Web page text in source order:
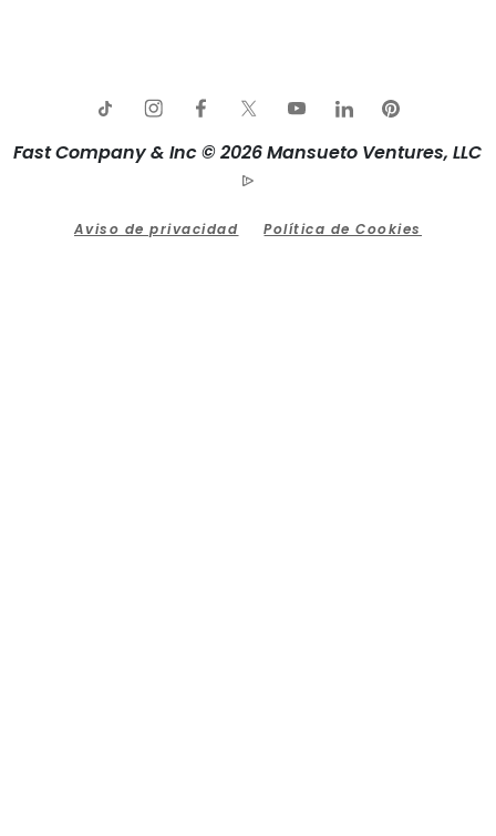
Fast Company & Inc © 2026 Mansueto Ventures, LLC
Aviso de privacidad Política de Cookies